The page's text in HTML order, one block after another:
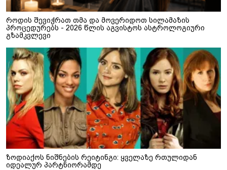
როდის შევიჭრათ თმა და მოვერიდოთ სილამაზის
პროცედურებს - 2026 წლის აგვისტოს ასტროლოგიური
გზამკვლევი
ზოდიაქოს ნიშნების რეიტინგი: ყველაზე რთულიდან
იდეალურ პარტნიორამდე